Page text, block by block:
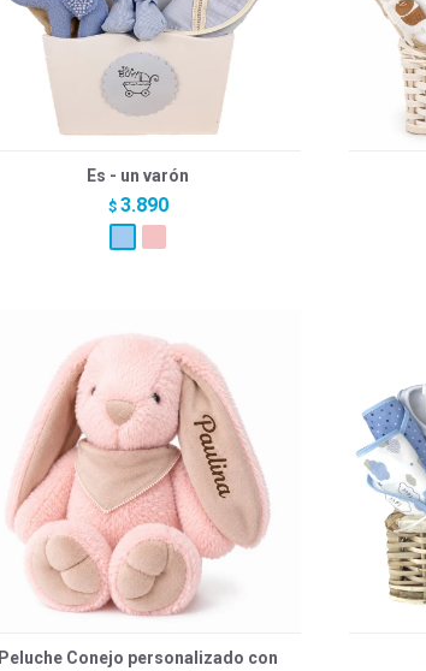
Es - un varón
$ 3.890
Peluche Conejo personalizado con